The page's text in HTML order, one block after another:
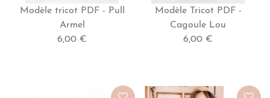
Modèle tricot PDF - Pull
Armel
6,00 €
Modèle Tricot PDF -
Cagoule Lou
6,00 €